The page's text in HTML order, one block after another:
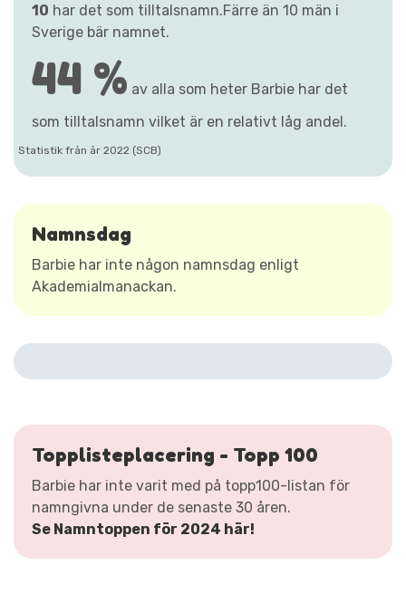
10 har det som tilltalsnamn.Färre än 10 män i
Sverige bär namnet.
44 % av alla som heter Barbie har det
som tilltalsnamn vilket är en relativt låg andel.
Statistik från år 2022 (SCB)
Namnsdag
Barbie har inte någon namnsdag enligt
Akademialmanackan.
Topplisteplacering - Topp 100
Barbie har inte varit med på topp100-listan för
namngivna under de senaste 30 åren.
Se Namntoppen för 2024 här!